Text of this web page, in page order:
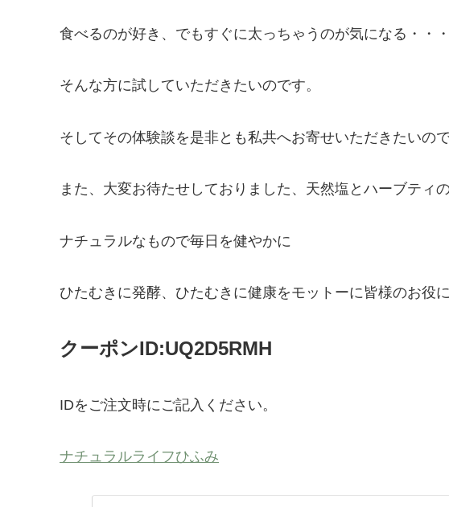
食べるのが好き、でもすぐに太っちゃうのが気になる・・・
そんな方に試していただきたいのです。
そしてその体験談を是非とも私共へお寄せいただきたいので
また、大変お待たせしておりました、天然塩とハーブティ
ナチュラルなもので毎日を健やかに
ひたむきに発酵、ひたむきに健康をモットーに皆様のお役
クーポンID:UQ2D5RMH
IDをご注文時にご記入ください。
ナチュラルライフひふみ